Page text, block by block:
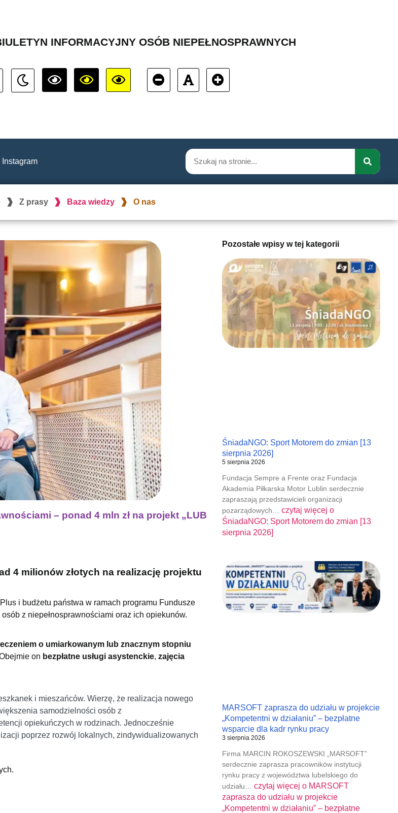
INFORMACYJNY OSÓB NIEPEŁNOSPRAWNYCH
Instagram
Z prasy Baza wiedzy O nas
– ponad 4 mln zł na projekt „LUB
4 milionów złotych na realizację projektu
i budżetu państwa w ramach programu Fundusze
z niepełnosprawnościami oraz ich opiekunów.
o umiarkowanym lub znacznym stopniu
on bezpłatne usługi asystenckie, zajęcia
i mieszańców. Wierzę, że realizacja nowego
samodzielności osób z
opiekuńczych w rodzinach. Jednocześnie
poprzez rozwój lokalnych, zindywidualizowanych
Pozostałe wpisy w tej kategorii
ŚniadaNGO: Sport Motorem do zmian [13
sierpnia 2026]
5 sierpnia 2026
Fundacja Sempre a Frente oraz Fundacja
Akademia Piłkarska Motor Lublin serdecznie
zapraszają przedstawicieli organizacji
pozarządowych… czytaj więcej o
ŚniadaNGO: Sport Motorem do zmian [13
sierpnia 2026]
MARSOFT zaprasza do udziału w projekcie
„Kompetentni w działaniu” – bezpłatne
wsparcie dla kadr rynku pracy
3 sierpnia 2026
Firma MARCIN ROKOSZEWSKI „MARSOFT”
serdecznie zaprasza pracowników instytucji
rynku pracy z województwa lubelskiego do
udziału… czytaj więcej oMARSOFT
zaprasza do udziału w projekcie
„Kompetentni w działaniu” – bezpłatne